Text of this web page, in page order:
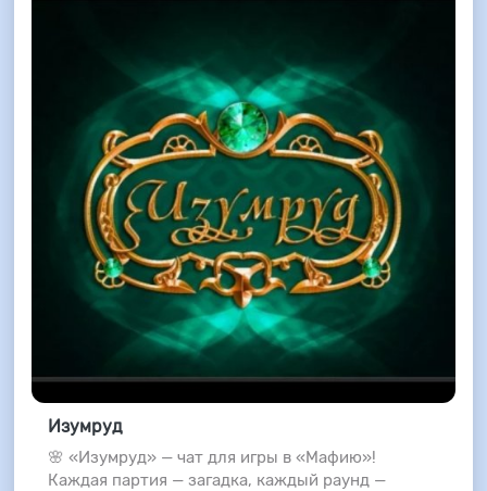
Изумруд
🌸 «Изумруд» — чат для игры в «Мафию»!
Каждая партия — загадка, каждый раунд —